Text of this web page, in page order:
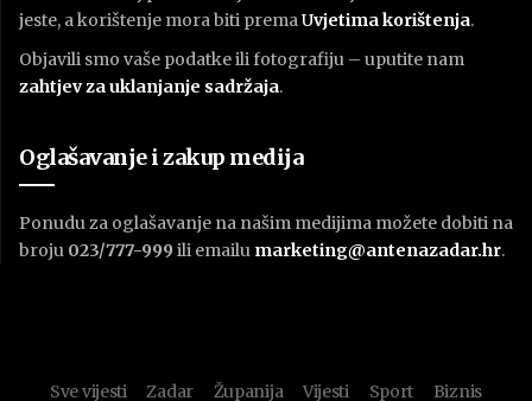
jeste, a korištenje mora biti premaUvjetima korištenja.
Objavili smo vaše podatke ili fotografiju – uputite nam
zahtjev za uklanjanje sadržaja.
Oglašavanje i zakup medija
Ponudu za oglašavanje na našim medijima možete dobiti na
broju 023/777-999 ili emailu marketing@antenazadar.hr.
Sve vijesti Zadar Županija Vijesti Sport Biznis